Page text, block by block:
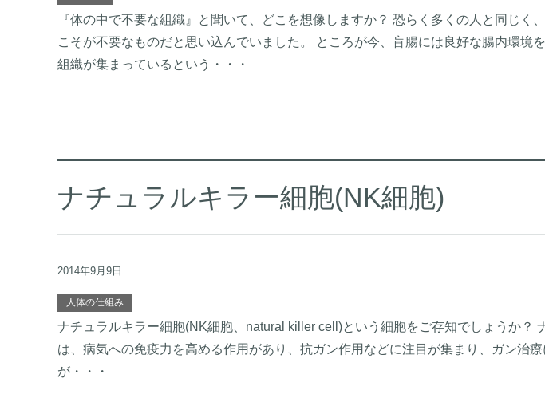
『体の中で不要な組織』と聞いて、どこを想像しますか？ 恐らく多くの人と同じく
こそが不要なものだと思い込んでいました。 ところが今、盲腸には良好な腸内環境
組織が集まっているという・・・
ナチュラルキラー細胞(NK細胞)
2014年9月9日
人体の仕組み
ナチュラルキラー細胞(NK細胞、natural killer cell)という細胞をご存知でしょうか？
は、病気への免疫力を高める作用があり、抗ガン作用などに注目が集まり、ガン治
が・・・